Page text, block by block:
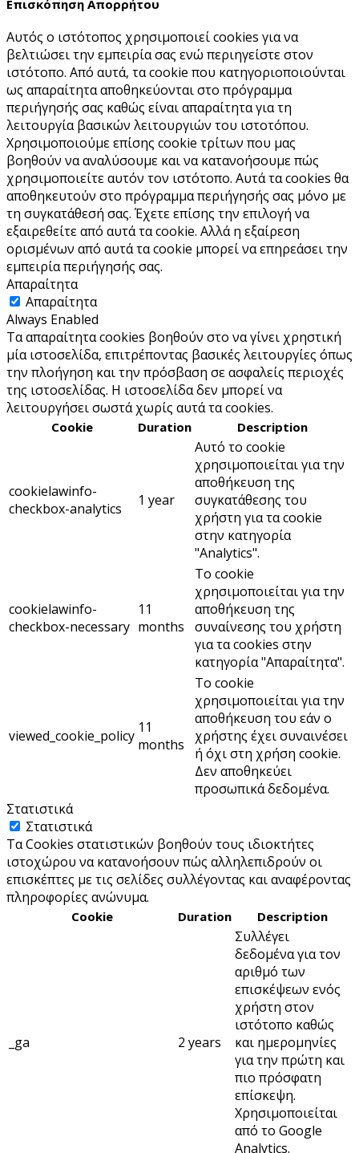
Επισκόπηση Απορρήτου
Αυτός ο ιστότοπος χρησιμοποιεί cookies για να
βελτιώσει την εμπειρία σας ενώ περιηγείστε στον
ιστότοπο. Από αυτά, τα cookie που κατηγοριοποιούνται
ως απαραίτητα αποθηκεύονται στο πρόγραμμα
περιήγησής σας καθώς είναι απαραίτητα για τη
λειτουργία βασικών λειτουργιών του ιστoτόπου.
Χρησιμοποιούμε επίσης cookie τρίτων που μας
βοηθούν να αναλύσουμε και να κατανοήσουμε πώς
χρησιμοποιείτε αυτόν τον ιστότοπο. Αυτά τα cookies θα
αποθηκευτούν στο πρόγραμμα περιήγησής σας μόνο με
τη συγκατάθεσή σας. Έχετε επίσης την επιλογή να
εξαιρεθείτε από αυτά τα cookie. Αλλά η εξαίρεση
ορισμένων από αυτά τα cookie μπορεί να επηρεάσει την
εμπειρία περιήγησής σας.
Απαραίτητα
Απαραίτητα
Always Enabled
Τα απαραίτητα cookies βοηθούν στο να γίνει χρηστική
μία ιστοσελίδα, επιτρέποντας βασικές λειτουργίες όπως
την πλοήγηση και την πρόσβαση σε ασφαλείς περιοχές
της ιστοσελίδας. Η ιστοσελίδα δεν μπορεί να
λειτουργήσει σωστά χωρίς αυτά τα cookies.
Cookie Duration Description
cookielawinfo-
checkbox-analytics
1 year
Αυτό το cookie
χρησιμοποιείται για την
αποθήκευση της
συγκατάθεσης του
χρήστη για τα cookie
στην κατηγορία
"Analytics".
cookielawinfo-
checkbox-necessary
11
months
Το cookie
χρησιμοποιείται για την
αποθήκευση της
συναίνεσης του χρήστη
για τα cookies στην
κατηγορία "Απαραίτητα".
viewed_cookie_policy 11
months
Το cookie
χρησιμοποιείται για την
αποθήκευση του εάν ο
χρήστης έχει συναινέσει
ή όχι στη χρήση cookie.
Δεν αποθηκεύει
προσωπικά δεδομένα.
Στατιστικά
Στατιστικά
Τα Cookies στατιστικών βοηθούν τους ιδιοκτήτες
ιστοχώρου να κατανοήσουν πώς αλληλεπιδρούν οι
επισκέπτες με τις σελίδες συλλέγοντας και αναφέροντας
πληροφορίες ανώνυμα.
Cookie Duration Description
_ga 2 years
Συλλέγει
δεδομένα για τον
αριθμό των
επισκέψεων ενός
χρήστη στον
ιστότοπο καθώς
και ημερομηνίες
για την πρώτη και
πιο πρόσφατη
επίσκεψη.
Χρησιμοποιείται
από το Google
Analytics.